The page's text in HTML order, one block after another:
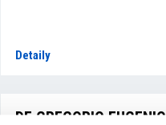
Detaily
DE GREGORIO EUGENIO